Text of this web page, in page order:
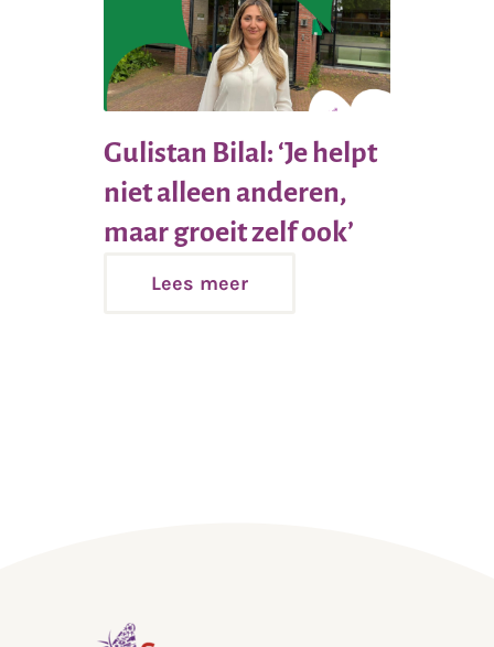
Gulistan Bilal: ‘Je helpt
niet alleen anderen,
maar groeit zelf ook’
Lees meer